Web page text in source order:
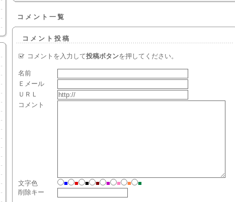
コメント一覧
コメント投稿
コメントを入力して投稿ボタンを押してください。
名前
Ｅメール
ＵＲＬ
コメント
文字色 ■ ■ ■ ■ ■ ■ ■
■
削除キー